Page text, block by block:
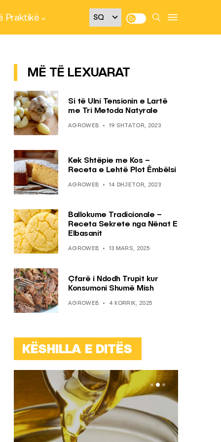
Praktikë
MË TË LEXUARAT
Si të Ulni Tensionin e Lartë
me Tri Metoda Natyrale
AGROWEB 19 SHTATOR, 2023
Kek Shtëpie me Kos –
Receta e Lehtë Plot Ëmbëlsi
AGROWEB 14 DHJETOR, 2023
Ballokume Tradicionale –
Receta Sekrete nga Nënat E
Elbasanit
AGROWEB 13 MARS, 2025
Çfarë i Ndodh Trupit kur
Konsumoni Shumë Mish
AGROWEB 4 KORRIK, 2025
KËSHILLA E DITËS